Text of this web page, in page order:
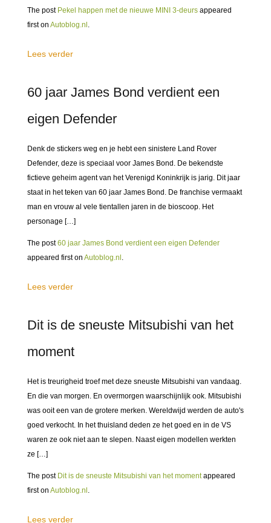
The post Pekel happen met de nieuwe MINI 3-deurs appeared
first on Autoblog.nl .
Lees verder
60 jaar James Bond verdient een
eigen Defender
Denk de stickers weg en je hebt een sinistere Land Rover
Defender, deze is speciaal voor James Bond. De bekendste
fictieve geheim agent van het Verenigd Koninkrijk is jarig. Dit jaar
staat in het teken van 60 jaar James Bond. De franchise vermaakt
man en vrouw al vele tientallen jaren in de bioscoop. Het
personage […]
The post60 jaar James Bond verdient een eigen Defender
appeared first on Autoblog.nl .
Lees verder
Dit is de sneuste Mitsubishi van het
moment
Het is treurigheid troef met deze sneuste Mitsubishi van vandaag.
En die van morgen. En overmorgen waarschijnlijk ook. Mitsubishi
was ooit een van de grotere merken. Wereldwijd werden de auto's
goed verkocht. In het thuisland deden ze het goed en in de VS
waren ze ook niet aan te slepen. Naast eigen modellen werkten
ze […]
The post Dit is de sneuste Mitsubishi van het momentappeared
first on Autoblog.nl .
Lees verder